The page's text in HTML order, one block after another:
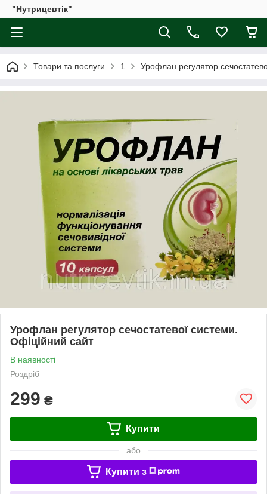
"Нутрицевтік"
Товари та послуги 1 Урофлан регулятор
Урофлан регулятор сечостатевої системи.
Офіційний сайт
В наявності
Роздріб
299 ₴
Купити
або
Купити з